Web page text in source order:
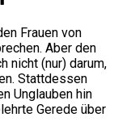
Frauen von
Aber den
nicht (nur) darum,
Stattdessen
Unglauben hin
Gerede über